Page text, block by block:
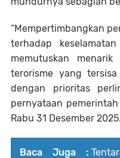
“Mempertimbangkan
terhadap
memutuskan
terorisme yang
dengan prioritas
pernyataan
Rabu 31 Desember 2025.
Baca Juga :